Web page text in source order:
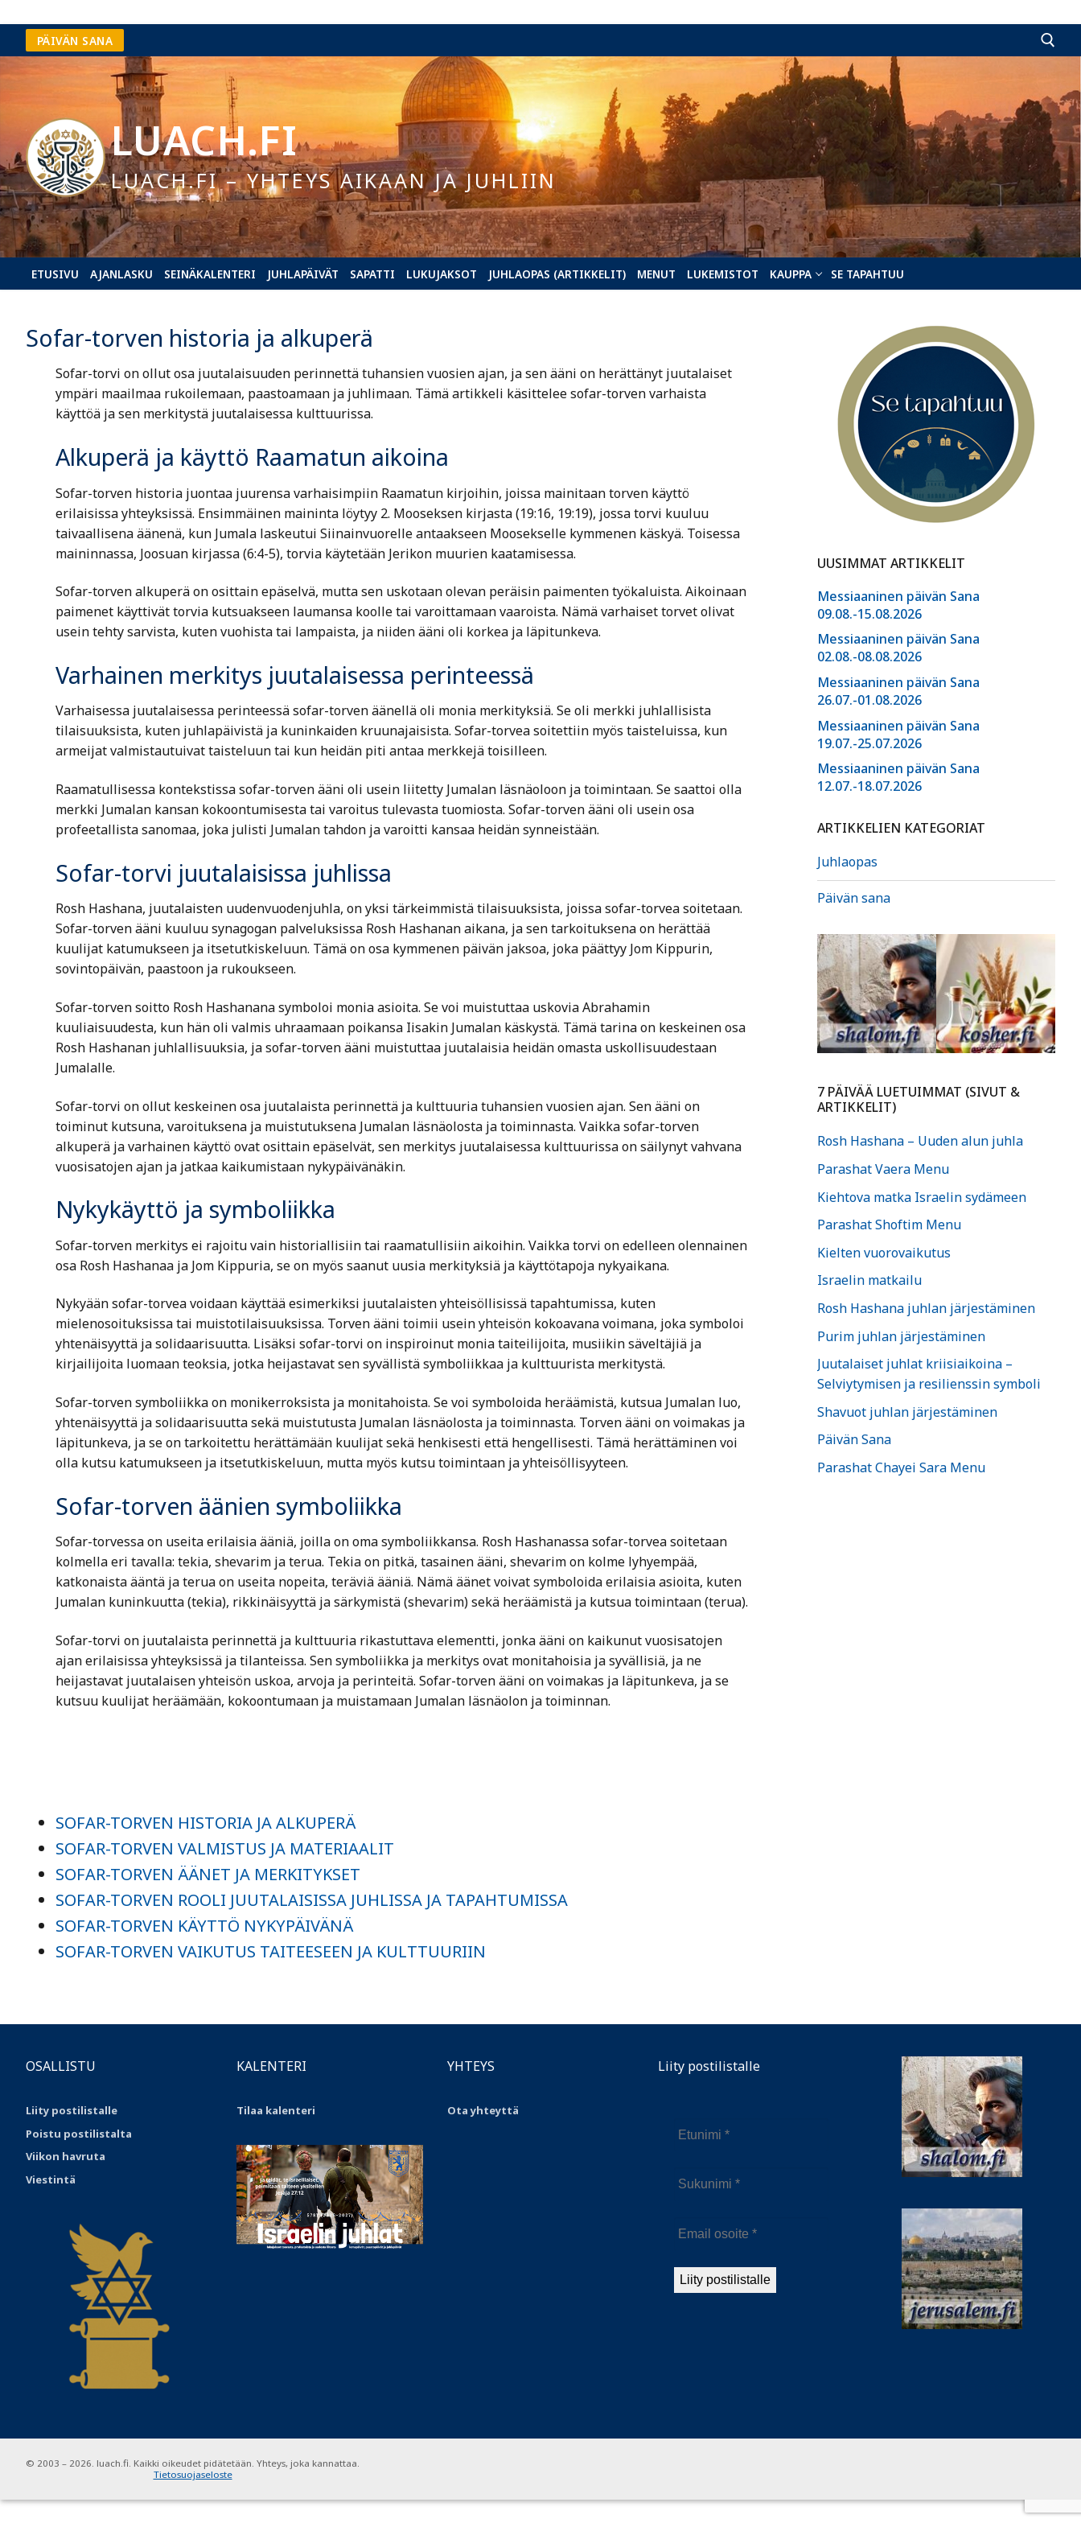
Hyppää
sisältöön
PÄIVÄN SANA
Hae:
LUACH.FI
LUACH.FI – YHTEYS AIKAAN JA JUHLIIN
ETUSIVU AJANLASKU SEINÄKALENTERI JUHLAPÄIVÄT SAPATTI LUKUJAKSOT JUHLAOPAS (ARTIKKELIT) MENUT LUKEMISTOT KAUPPA SE TAPAHTUU
Sofar-torven historia ja alkuperä
Sofar-torvi on ollut osa juutalaisuuden perinnettä tuhansien vuosien ajan, ja sen ääni on herättänyt juutalaiset
ympäri maailmaa rukoilemaan, paastoamaan ja juhlimaan. Tämä artikkeli käsittelee sofar-torven varhaista
käyttöä ja sen merkitystä juutalaisessa kulttuurissa.
Alkuperä ja käyttö Raamatun aikoina
Sofar-torven historia juontaa juurensa varhaisimpiin Raamatun kirjoihin, joissa mainitaan torven käyttö
erilaisissa yhteyksissä. Ensimmäinen maininta löytyy 2. Mooseksen kirjasta (19:16, 19:19), jossa torvi kuuluu
taivaallisena äänenä, kun Jumala laskeutui Siinainvuorelle antaakseen Moosekselle kymmenen käskyä. Toisessa
maininnassa, Joosuan kirjassa (6:4-5), torvia käytetään Jerikon muurien kaatamisessa.
Sofar-torven alkuperä on osittain epäselvä, mutta sen uskotaan olevan peräisin paimenten työkaluista. Aikoinaan
paimenet käyttivät torvia kutsuakseen laumansa koolle tai varoittamaan vaaroista. Nämä varhaiset torvet olivat
usein tehty sarvista, kuten vuohista tai lampaista, ja niiden ääni oli korkea ja läpitunkeva.
Varhainen merkitys juutalaisessa perinteessä
Varhaisessa juutalaisessa perinteessä sofar-torven äänellä oli monia merkityksiä. Se oli merkki juhlallisista
tilaisuuksista, kuten juhlapäivistä ja kuninkaiden kruunajaisista. Sofar-torvea soitettiin myös taisteluissa, kun
armeijat valmistautuivat taisteluun tai kun heidän piti antaa merkkejä toisilleen.
Raamatullisessa kontekstissa sofar-torven ääni oli usein liitetty Jumalan läsnäoloon ja toimintaan. Se saattoi olla
merkki Jumalan kansan kokoontumisesta tai varoitus tulevasta tuomiosta. Sofar-torven ääni oli usein osa
profeetallista sanomaa, joka julisti Jumalan tahdon ja varoitti kansaa heidän synneistään.
Sofar-torvi juutalaisissa juhlissa
Rosh Hashana, juutalaisten uudenvuodenjuhla, on yksi tärkeimmistä tilaisuuksista, joissa sofar-torvea soitetaan.
Sofar-torven ääni kuuluu synagogan palveluksissa Rosh Hashanan aikana, ja sen tarkoituksena on herättää
kuulijat katumukseen ja itsetutkiskeluun. Tämä on osa kymmenen päivän jaksoa, joka päättyy Jom Kippurin,
sovintopäivän, paastoon ja rukoukseen.
Sofar-torven soitto Rosh Hashanana symboloi monia asioita. Se voi muistuttaa uskovia Abrahamin
kuuliaisuudesta, kun hän oli valmis uhraamaan poikansa Iisakin Jumalan käskystä. Tämä tarina on keskeinen osa
Rosh Hashanan juhlallisuuksia, ja sofar-torven ääni muistuttaa juutalaisia heidän omasta uskollisuudestaan
Jumalalle.
Sofar-torvi on ollut keskeinen osa juutalaista perinnettä ja kulttuuria tuhansien vuosien ajan. Sen ääni on
toiminut kutsuna, varoituksena ja muistutuksena Jumalan läsnäolosta ja toiminnasta. Vaikka sofar-torven
alkuperä ja varhainen käyttö ovat osittain epäselvät, sen merkitys juutalaisessa kulttuurissa on säilynyt vahvana
vuosisatojen ajan ja jatkaa kaikumistaan nykypäivänäkin.
Nykykäyttö ja symboliikka
Sofar-torven merkitys ei rajoitu vain historiallisiin tai raamatullisiin aikoihin. Vaikka torvi on edelleen olennainen
osa Rosh Hashanaa ja Jom Kippuria, se on myös saanut uusia merkityksiä ja käyttötapoja nykyaikana.
Nykyään sofar-torvea voidaan käyttää esimerkiksi juutalaisten yhteisöllisissä tapahtumissa, kuten
mielenosoituksissa tai muistotilaisuuksissa. Torven ääni toimii usein yhteisön kokoavana voimana, joka symboloi
yhtenäisyyttä ja solidaarisuutta. Lisäksi sofar-torvi on inspiroinut monia taiteilijoita, musiikin säveltäjiä ja
kirjailijoita luomaan teoksia, jotka heijastavat sen syvällistä symboliikkaa ja kulttuurista merkitystä.
Sofar-torven symboliikka on monikerroksista ja monitahoista. Se voi symboloida heräämistä, kutsua Jumalan luo,
yhtenäisyyttä ja solidaarisuutta sekä muistutusta Jumalan läsnäolosta ja toiminnasta. Torven ääni on voimakas ja
läpitunkeva, ja se on tarkoitettu herättämään kuulijat sekä henkisesti että hengellisesti. Tämä herättäminen voi
olla kutsu katumukseen ja itsetutkiskeluun, mutta myös kutsu toimintaan ja yhteisöllisyyteen.
Sofar-torven äänien symboliikka
Sofar-torvessa on useita erilaisia ääniä, joilla on oma symboliikkansa. Rosh Hashanassa sofar-torvea soitetaan
kolmella eri tavalla: tekia, shevarim ja terua. Tekia on pitkä, tasainen ääni, shevarim on kolme lyhyempää,
katkonaista ääntä ja terua on useita nopeita, teräviä ääniä. Nämä äänet voivat symboloida erilaisia asioita, kuten
Jumalan kuninkuutta (tekia), rikkinäisyyttä ja särkymistä (shevarim) sekä heräämistä ja kutsua toimintaan (terua).
Sofar-torvi on juutalaista perinnettä ja kulttuuria rikastuttava elementti, jonka ääni on kaikunut vuosisatojen
ajan erilaisissa yhteyksissä ja tilanteissa. Sen symboliikka ja merkitys ovat monitahoisia ja syvällisiä, ja ne
heijastavat juutalaisen yhteisön uskoa, arvoja ja perinteitä. Sofar-torven ääni on voimakas ja läpitunkeva, ja se
kutsuu kuulijat heräämään, kokoontumaan ja muistamaan Jumalan läsnäolon ja toiminnan.
SOFAR-TORVEN HISTORIA JA ALKUPERÄ
SOFAR-TORVEN VALMISTUS JA MATERIAALIT
SOFAR-TORVEN ÄÄNET JA MERKITYKSET
SOFAR-TORVEN ROOLI JUUTALAISISSA JUHLISSA JA TAPAHTUMISSA
SOFAR-TORVEN KÄYTTÖ NYKYPÄIVÄNÄ
SOFAR-TORVEN VAIKUTUS TAITEESEEN JA KULTTUURIIN
UUSIMMAT ARTIKKELIT
Messiaaninen päivän Sana
09.08.-15.08.2026
Messiaaninen päivän Sana
02.08.-08.08.2026
Messiaaninen päivän Sana
26.07.-01.08.2026
Messiaaninen päivän Sana
19.07.-25.07.2026
Messiaaninen päivän Sana
12.07.-18.07.2026
ARTIKKELIEN KATEGORIAT
Juhlaopas
Päivän sana
7 PÄIVÄÄ LUETUIMMAT (SIVUT &
ARTIKKELIT)
Rosh Hashana – Uuden alun juhla
Parashat Vaera Menu
Kiehtova matka Israelin sydämeen
Parashat Shoftim Menu
Kielten vuorovaikutus
Israelin matkailu
Rosh Hashana juhlan järjestäminen
Purim juhlan järjestäminen
Juutalaiset juhlat kriisiaikoina –
Selviytymisen ja resilienssin symboli
Shavuot juhlan järjestäminen
Päivän Sana
Parashat Chayei Sara Menu
OSALLISTU
Liity postilistalle
Poistu postilistalta
Viikon havruta
Viestintä
KALENTERI
Tilaa kalenteri
YHTEYS
Ota yhteyttä
Liity postilistalle
© 2003 – 2026. luach.fi. Kaikki oikeudet pidätetään. Yhteys, joka kannattaa.
Tietosuojaseloste